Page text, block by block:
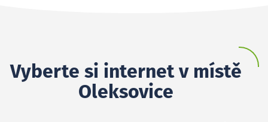
Vyberte si internet v místě
Oleksovice